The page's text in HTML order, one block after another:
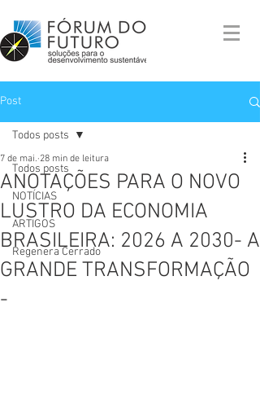
Post
Todos posts
NOTÍCIAS
ARTIGOS
Regenera Cerrado
Todos posts
ANOTAÇÕES PARA O NOVO
LUSTRO DA ECONOMIA
BRASILEIRA: 2026 A 2030- A
GRANDE TRANSFORMAÇÃO
-
7 de mai. 28 min de leitura